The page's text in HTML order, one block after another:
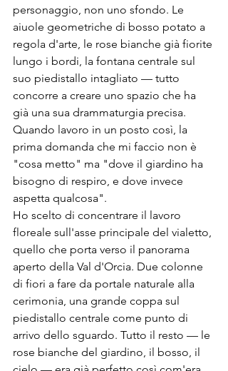
personaggio, non uno sfondo. Le
aiuole geometriche di bosso potato a
regola d'arte, le rose bianche già fiorite
lungo i bordi, la fontana centrale sul
suo piedistallo intagliato — tutto
concorre a creare uno spazio che ha
già una sua drammaturgia precisa.
Quando lavoro in un posto così, la
prima domanda che mi faccio non è
"cosa metto" ma "dove il giardino ha
bisogno di respiro, e dove invece
aspetta qualcosa".
Ho scelto di concentrare il lavoro
floreale sull'asse principale del vialetto,
quello che porta verso il panorama
aperto della Val d'Orcia. Due colonne
di fiori a fare da portale naturale alla
cerimonia, una grande coppa sul
piedistallo centrale come punto di
arrivo dello sguardo. Tutto il resto — le
rose bianche del giardino, il bosso, il